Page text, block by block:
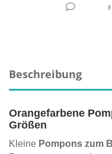
Beschreibung
Orangefarbene
Größen
Kleine Pompons zum